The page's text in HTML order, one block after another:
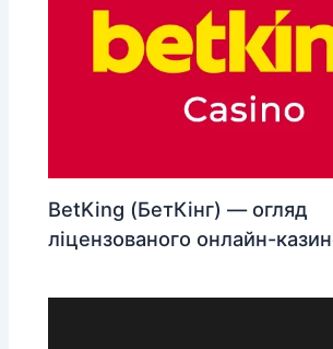
BetKing (БетКінг) — огляд
ліцензованого онлайн-